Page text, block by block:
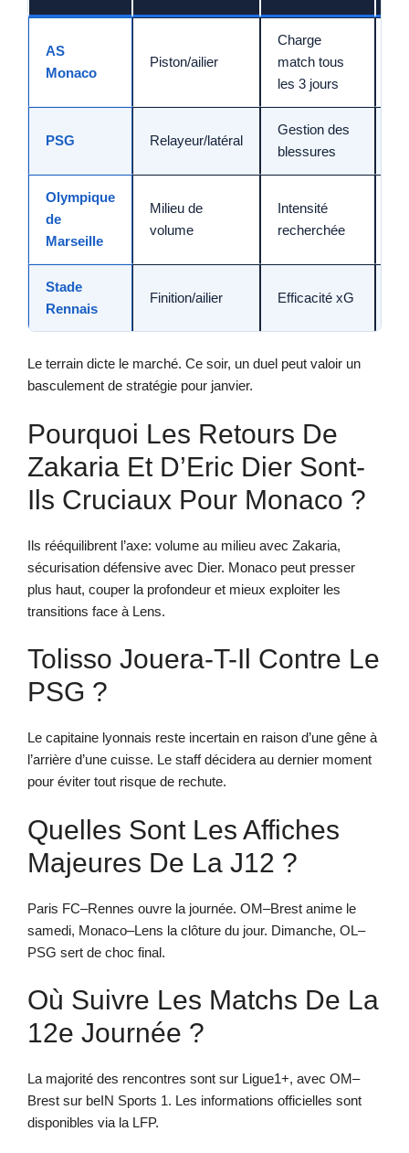
AS
Monaco
Piston/ailier
Charge
match tous
les 3 jours
PSG Relayeur/latéral
Gestion des
blessures
Olympique
de
Marseille
Milieu de
volume
Intensité
recherchée
Stade
Rennais
Finition/ailier Efficacité xG
Le terrain dicte le marché. Ce soir, un duel peut valoir un
basculement de stratégie pour janvier.
Pourquoi Les Retours De
Zakaria Et D’Eric Dier Sont-
Ils Cruciaux Pour Monaco ?
Ils rééquilibrent l’axe: volume au milieu avec Zakaria,
sécurisation défensive avec Dier. Monaco peut presser
plus haut, couper la profondeur et mieux exploiter les
transitions face à Lens.
Tolisso Jouera-T-Il Contre Le
PSG ?
Le capitaine lyonnais reste incertain en raison d’une gêne à
l’arrière d’une cuisse. Le staff décidera au dernier moment
pour éviter tout risque de rechute.
Quelles Sont Les Affiches
Majeures De La J12 ?
Paris FC–Rennes ouvre la journée. OM–Brest anime le
samedi, Monaco–Lens la clôture du jour. Dimanche, OL–
PSG sert de choc final.
Où Suivre Les Matchs De La
12e Journée ?
La majorité des rencontres sont sur Ligue1+, avec OM–
Brest sur beIN Sports 1. Les informations officielles sont
disponibles via la LFP.